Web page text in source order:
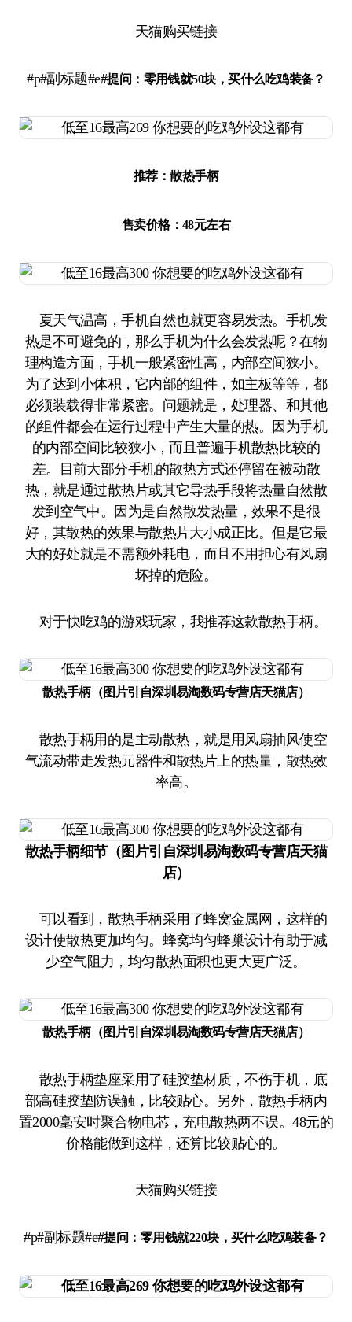
天猫购买链接
#p#副标题#e#提问： 零用钱就50块，买什么吃鸡装备？
推荐：散热手柄
售卖价格：48元左右
夏天气温高，手机自然也就更容易发热。手机发
热是不可避免的，那么手机为什么会发热呢？在物
理构造方面，手机一般紧密性高，内部空间狭小。
为了达到小体积，它内部的组件，如主板等等，都
必须装载得非常紧密。问题就是，处理器、和其他
的组件都会在运行过程中产生大量的热。因为手机
的内部空间比较狭小，而且普遍手机散热比较的
差。目前大部分手机的散热方式还停留在被动散
热，就是通过散热片或其它导热手段将热量自然散
发到空气中。因为是自然散发热量，效果不是很
好，其散热的效果与散热片大小成正比。但是它最
大的好处就是不需额外耗电，而且不用担心有风扇
坏掉的危险。
对于快吃鸡的游戏玩家，我推荐这款散热手柄。
散热手柄（图片引自深圳易淘数码专营店天猫店）
散热手柄用的是主动散热，就是用风扇抽风使空
气流动带走发热元器件和散热片上的热量，散热效
率高。
散热手柄细节（图片引自深圳易淘数码专营店天猫
店）
可以看到，散热手柄采用了蜂窝金属网，这样的
设计使散热更加均匀。蜂窝均匀蜂巢设计有助于减
少空气阻力，均匀散热面积也更大更广泛。
散热手柄（图片引自深圳易淘数码专营店天猫店）
散热手柄垫座采用了硅胶垫材质，不伤手机，底
部高硅胶垫防误触，比较贴心。另外，散热手柄内
置2000毫安时聚合物电芯，充电散热两不误。48元的
价格能做到这样，还算比较贴心的。
天猫购买链接
#p#副标题#e#提问： 零用钱就220块，买什么吃鸡装备？